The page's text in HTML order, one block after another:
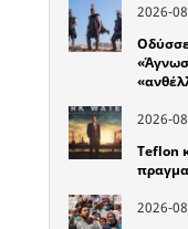
2026-
2026-
Teflon
2026-